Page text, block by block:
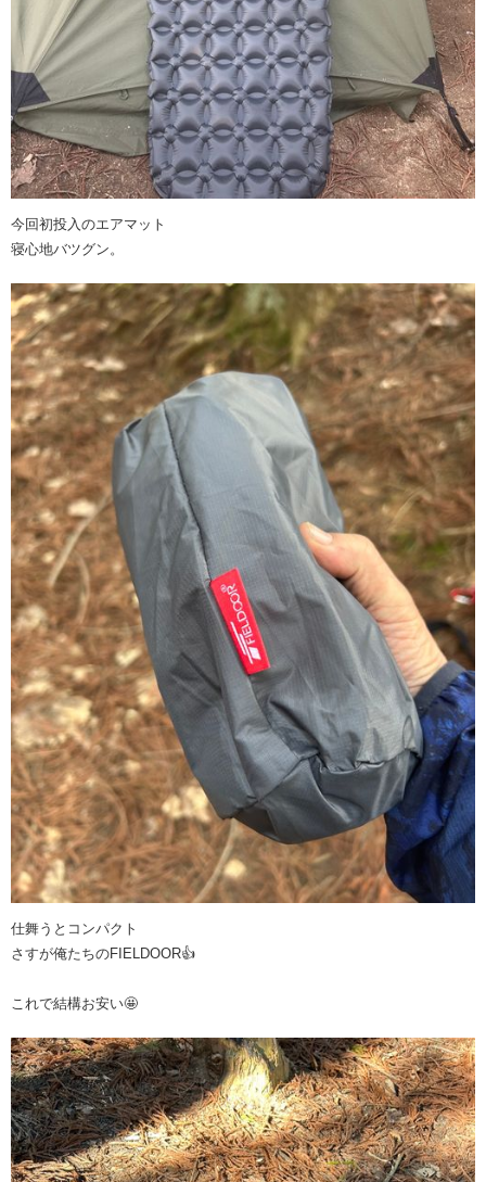
今回初投入のエアマット
寝心地バツグン。
仕舞うとコンパクト
さすが俺たちのFIELDOOR👍
これで結構お安い🤩